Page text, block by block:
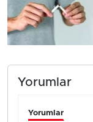
Yorumlar
Yorumlar